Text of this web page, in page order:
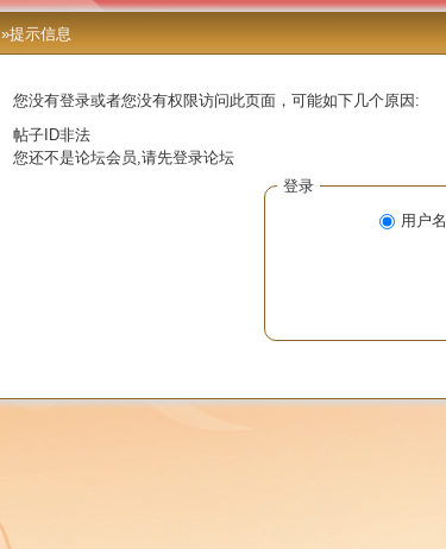
»提示信息
您没有登录或者您没有权限访问此页面，可能如下几个原因:
帖子ID非法
您还不是论坛会员,请先登录论坛
登录
用户名